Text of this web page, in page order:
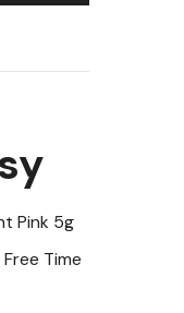
Pink 5g
Time